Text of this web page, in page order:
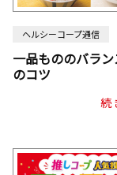
ヘルシーコープ通信
一品もののバラ
のコツ
続